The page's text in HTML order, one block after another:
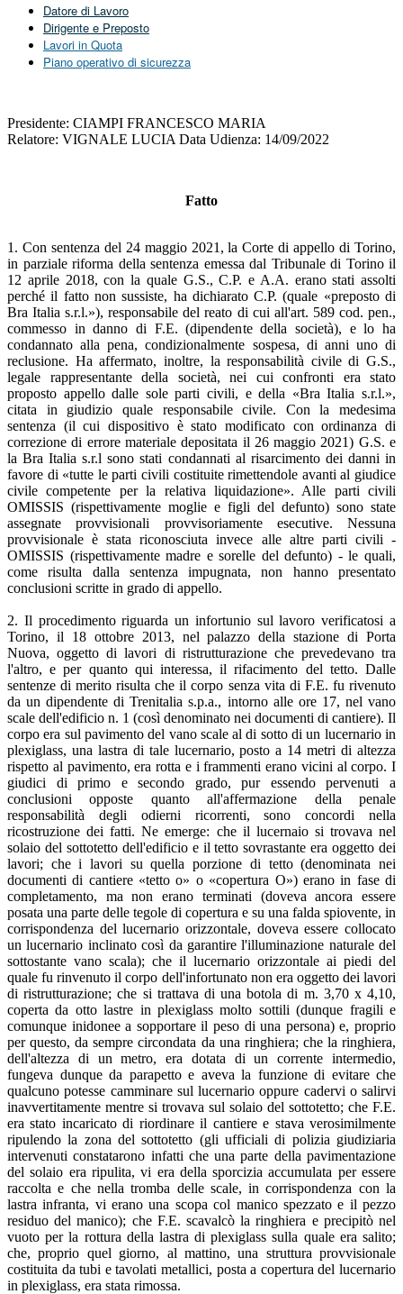
Datore di Lavoro
Dirigente e Preposto
Lavori in Quota
Piano operativo di sicurezza
Presidente: CIAMPI FRANCESCO MARIA
Relatore: VIGNALE LUCIA Data Udienza: 14/09/2022
Fatto
1. Con sentenza del 24 maggio 2021, la Corte di appello di Torino,
in parziale riforma della sentenza emessa dal Tribunale di Torino il
12 aprile 2018, con la quale G.S., C.P. e A.A. erano stati assolti
perché il fatto non sussiste, ha dichiarato C.P. (quale «preposto di
Bra Italia s.r.l.»), responsabile del reato di cui all'art. 589 cod. pen.,
commesso in danno di F.E. (dipendente della società), e lo ha
condannato alla pena, condizionalmente sospesa, di anni uno di
reclusione. Ha affermato, inoltre, la responsabilità civile di G.S.,
legale rappresentante della società, nei cui confronti era stato
proposto appello dalle sole parti civili, e della «Bra Italia s.r.l.»,
citata in giudizio quale responsabile civile. Con la medesima
sentenza (il cui dispositivo è stato modificato con ordinanza di
correzione di errore materiale depositata il 26 maggio 2021) G.S. e
la Bra Italia s.r.l sono stati condannati al risarcimento dei danni in
favore di «tutte le parti civili costituite rimettendole avanti al giudice
civile competente per la relativa liquidazione». Alle parti civili
OMISSIS (rispettivamente moglie e figli del defunto) sono state
assegnate provvisionali provvisoriamente esecutive. Nessuna
provvisionale è stata riconosciuta invece alle altre parti civili -
OMISSIS (rispettivamente madre e sorelle del defunto) - le quali,
come risulta dalla sentenza impugnata, non hanno presentato
conclusioni scritte in grado di appello.
2. Il procedimento riguarda un infortunio sul lavoro verificatosi a
Torino, il 18 ottobre 2013, nel palazzo della stazione di Porta
Nuova, oggetto di lavori di ristrutturazione che prevedevano tra
l'altro, e per quanto qui interessa, il rifacimento del tetto. Dalle
sentenze di merito risulta che il corpo senza vita di F.E. fu rivenuto
da un dipendente di Trenitalia s.p.a., intorno alle ore 17, nel vano
scale dell'edificio n. 1 (così denominato nei documenti di cantiere). Il
corpo era sul pavimento del vano scale al di sotto di un lucernario in
plexiglass, una lastra di tale lucernario, posto a 14 metri di altezza
rispetto al pavimento, era rotta e i frammenti erano vicini al corpo. I
giudici di primo e secondo grado, pur essendo pervenuti a
conclusioni opposte quanto all'affermazione della penale
responsabilità degli odierni ricorrenti, sono concordi nella
ricostruzione dei fatti. Ne emerge: che il lucernaio si trovava nel
solaio del sottotetto dell'edificio e il tetto sovrastante era oggetto dei
lavori; che i lavori su quella porzione di tetto (denominata nei
documenti di cantiere «tetto o» o «copertura O») erano in fase di
completamento, ma non erano terminati (doveva ancora essere
posata una parte delle tegole di copertura e su una falda spiovente, in
corrispondenza del lucernario orizzontale, doveva essere collocato
un lucernario inclinato così da garantire l'illuminazione naturale del
sottostante vano scala); che il lucernario orizzontale ai piedi del
quale fu rinvenuto il corpo dell'infortunato non era oggetto dei lavori
di ristrutturazione; che si trattava di una botola di m. 3,70 x 4,10,
coperta da otto lastre in plexiglass molto sottili (dunque fragili e
comunque inidonee a sopportare il peso di una persona) e, proprio
per questo, da sempre circondata da una ringhiera; che la ringhiera,
dell'altezza di un metro, era dotata di un corrente intermedio,
fungeva dunque da parapetto e aveva la funzione di evitare che
qualcuno potesse camminare sul lucernario oppure cadervi o salirvi
inavvertitamente mentre si trovava sul solaio del sottotetto; che F.E.
era stato incaricato di riordinare il cantiere e stava verosimilmente
ripulendo la zona del sottotetto (gli ufficiali di polizia giudiziaria
intervenuti constatarono infatti che una parte della pavimentazione
del solaio era ripulita, vi era della sporcizia accumulata per essere
raccolta e che nella tromba delle scale, in corrispondenza con la
lastra infranta, vi erano una scopa col manico spezzato e il pezzo
residuo del manico); che F.E. scavalcò la ringhiera e precipitò nel
vuoto per la rottura della lastra di plexiglass sulla quale era salito;
che, proprio quel giorno, al mattino, una struttura provvisionale
costituita da tubi e tavolati metallici, posta a copertura del lucernario
in plexiglass, era stata rimossa.